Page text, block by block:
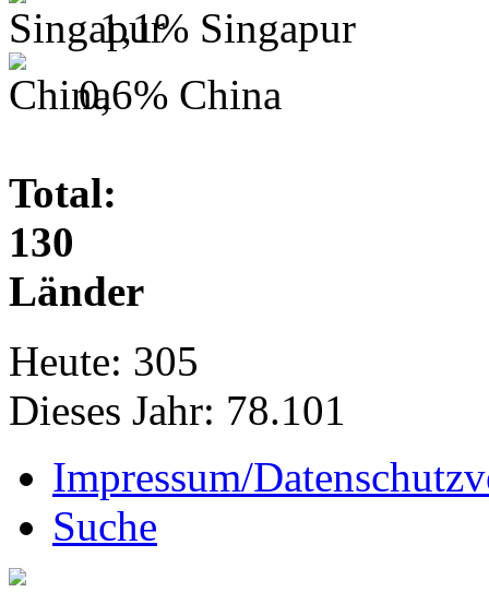
1,1% Singapur
0,6% China
Total:
130
Länder
Heute: 305
Dieses Jahr: 78.101
Impressum/
Suche